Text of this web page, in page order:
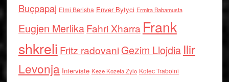
Buçpapaj Elmi Berisha Enver Bytyci Ermira Babamusta
Eugjen MerlikaFahri Xharra Frank
shkreli Fritz radovaniGezim Llojdia Ilir
Levonja Interviste Keze Kozeta Zylo Kolec Traboini